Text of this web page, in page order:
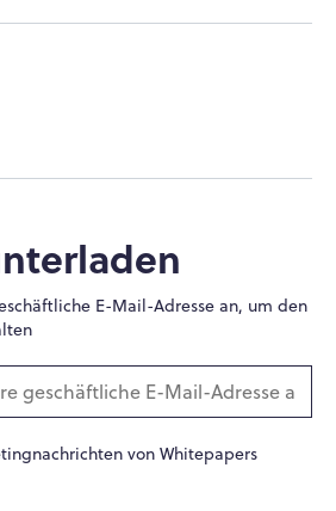
E-Mail-Adresse an, um den
von Whitepapers